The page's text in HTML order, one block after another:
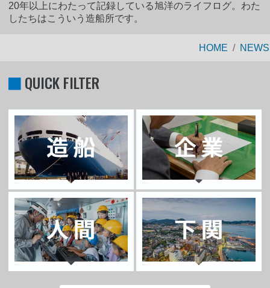
20年以上にわたって記録している旭洋のライフログ。わた
したちはこういう造船所です。
HOME NEWS
QUICK FILTER